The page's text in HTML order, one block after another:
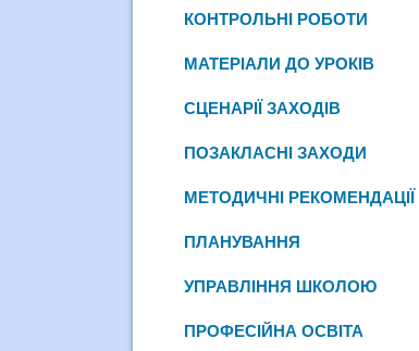
КОНТРОЛЬНІ РОБОТИ
МАТЕРІАЛИ ДО УРОКІВ
СЦЕНАРІЇ ЗАХОДІВ
ПОЗАКЛАСНІ ЗАХОДИ
МЕТОДИЧНІ РЕКОМЕНДАЦІЇ
ПЛАНУВАННЯ
УПРАВЛІННЯ ШКОЛОЮ
ПРОФЕСІЙНА ОСВІТА